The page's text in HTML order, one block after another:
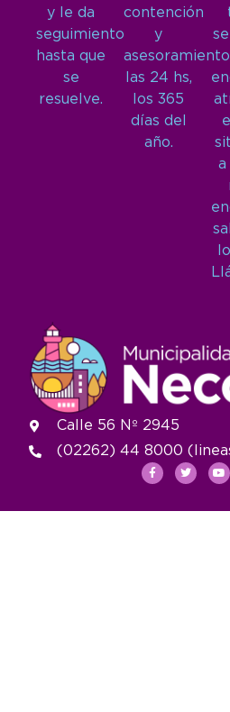
y le da
seguimiento
hasta que
se
resuelve.
contención
y
asesoramiento
las 24 hs,
los 365
días del
año.
a
Calle 56 Nº 2945
(02262) 44 8000